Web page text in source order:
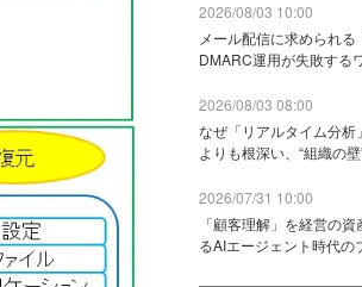
2026/08/03 10:00
メール配信に求められ
DMARC運用が失敗する
2026/08/03 08:00
なぜ「リアルタイム分
よりも根深い、“組織の壁
2026/07/31 10:00
「顧客理解」を経営の
るAIエージェント時代の